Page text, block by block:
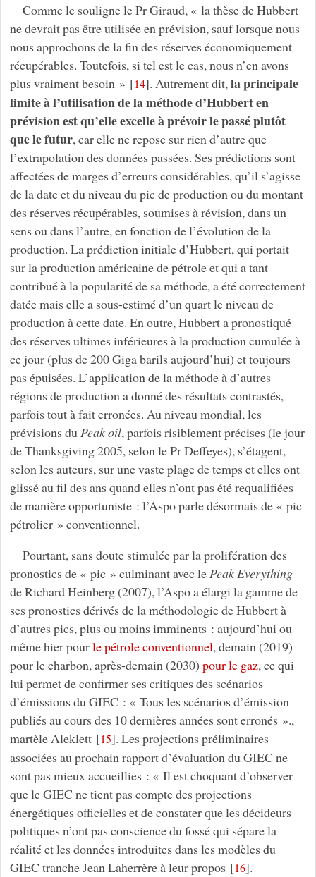
Comme le souligne le Pr Giraud, « la thèse de Hubbert
ne devrait pas être utilisée en prévision, sauf lorsque nous
nous approchons de la fin des réserves économiquement
récupérables. Toutefois, si tel est le cas, nous n’en avons
plus vraiment besoin » [14]. Autrement dit,la principale
limite à l’utilisation de la méthode d’Hubbert en
prévision est qu’elle excelle à prévoir le passé plutôt
que le futur, car elle ne repose sur rien d’autre que
l’extrapolation des données passées. Ses prédictions sont
affectées de marges d’erreurs considérables, qu’il s’agisse
de la date et du niveau du pic de production ou du montant
des réserves récupérables, soumises à révision, dans un
sens ou dans l’autre, en fonction de l’évolution de la
production. La prédiction initiale d’Hubbert, qui portait
sur la production américaine de pétrole et qui a tant
contribué à la popularité de sa méthode, a été correctement
datée mais elle a sous-estimé d’un quart le niveau de
production à cette date. En outre, Hubbert a pronostiqué
des réserves ultimes inférieures à la production cumulée à
ce jour (plus de 200 Giga barils aujourd’hui) et toujours
pas épuisées. L’application de la méthode à d’autres
régions de production a donné des résultats contrastés,
parfois tout à fait erronées. Au niveau mondial, les
prévisions duPeak oil, parfois risiblement précises (le jour
de Thanksgiving 2005, selon le Pr Deffeyes), s’étagent,
selon les auteurs, sur une vaste plage de temps et elles ont
glissé au fil des ans quand elles n’ont pas été requalifiées
de manière opportuniste : l’Aspo parle désormais de « pic
pétrolier » conventionnel.
Pourtant, sans doute stimulée par la prolifération des
pronostics de « pic » culminant avec lePeak Everything
de Richard Heinberg (2007), l’Aspo a élargi la gamme de
ses pronostics dérivés de la méthodologie de Hubbert à
d’autres pics, plus ou moins imminents : aujourd’hui ou
même hier pourle pétrole conventionnel, demain (2019)
pour le charbon, après-demain (2030) pour le gaz, ce qui
lui permet de confirmer ses critiques des scénarios
d’émissions du GIEC : « Tous les scénarios d’émission
publiés au cours des 10 dernières années sont erronés ».,
martèle Aleklett[15]. Les projections préliminaires
associées au prochain rapport d’évaluation du GIEC ne
sont pas mieux accueillies : « Il est choquant d’observer
que le GIEC ne tient pas compte des projections
énergétiques officielles et de constater que les décideurs
politiques n’ont pas conscience du fossé qui sépare la
réalité et les données introduites dans les modèles du
GIEC tranche Jean Laherrère à leur propos [16].